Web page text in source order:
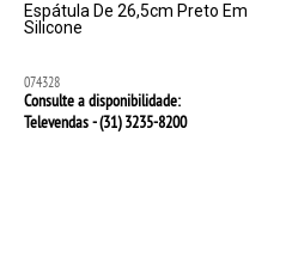
Espátula De 26,5cm Preto Em
Silicone
074328
Consulte a disponibilidade:
Televendas - (31)3235-8200